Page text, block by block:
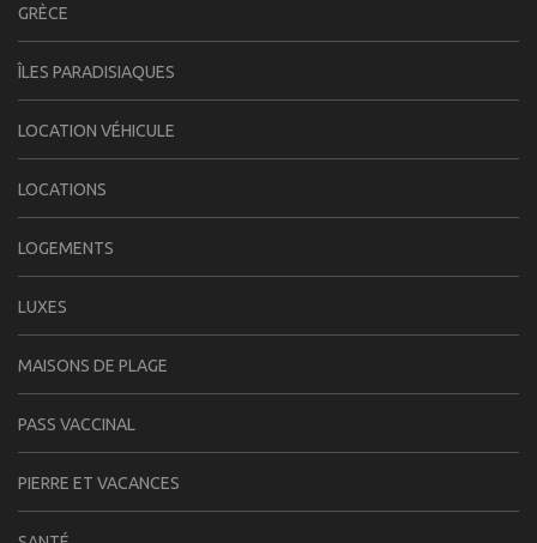
GRÈCE
ÎLES PARADISIAQUES
LOCATION VÉHICULE
LOCATIONS
LOGEMENTS
LUXES
MAISONS DE PLAGE
PASS VACCINAL
PIERRE ET VACANCES